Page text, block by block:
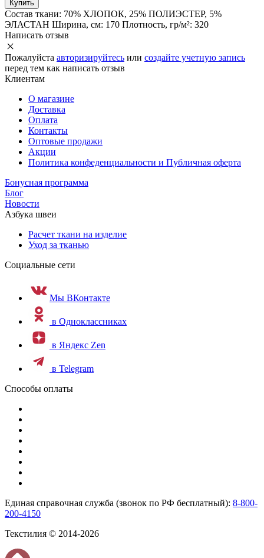
Купить
Состав ткани: 70% ХЛОПОК, 25% ПОЛИЭСТЕР, 5%
ЭЛАСТАН Ширина, см: 170 Плотность, гр/м²: 320
Написать отзыв
Пожалуйста авторизируйтесь или создайте учетную запись
перед тем как написать отзыв
Клиентам
О магазине
Доставка
Оплата
Контакты
Оптовые продажи
Акции
Политика конфеденциальности и Публичная оферта
Бонусная программа
Блог
Новости
Азбука швеи
Расчет ткани на изделие
Уход за тканью
Социальные сети
Мы ВКонтакте
в Одноклассниках
в Яндекс Zen
в Telegram
Способы оплаты
Единая справочная служба (звонок по РФ бесплатный): 8-800-
200-4150
Текстилия © 2014-2026